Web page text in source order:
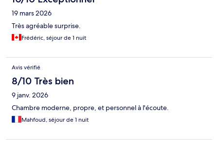
19 mars 2026
Très agréable surprise.
Frédéric, séjour de 1 nuit
Avis vérifié
8/10 Très bien
9 janv. 2026
Chambre moderne, propre, et personnel à l'écoute.
Mahfoud, séjour de 1 nuit